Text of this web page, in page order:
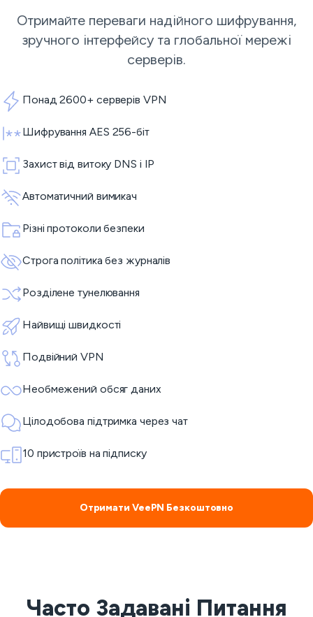
Отримайте переваги надійного шифрування,
зручного інтерфейсу та глобальної мережі
серверів.
Понад 2600+ серверів VPN
Шифрування AES 256-біт
Захист від витоку DNS і IP
Автоматичний вимикач
Різні протоколи безпеки
Строга політика без журналів
Розділене тунелювання
Найвищі швидкості
Подвійний VPN
Необмежений обсяг даних
Цілодобова підтримка через чат
10 пристроїв на підписку
Отримати VeePN Безкоштовно
Часто Задавані Питання